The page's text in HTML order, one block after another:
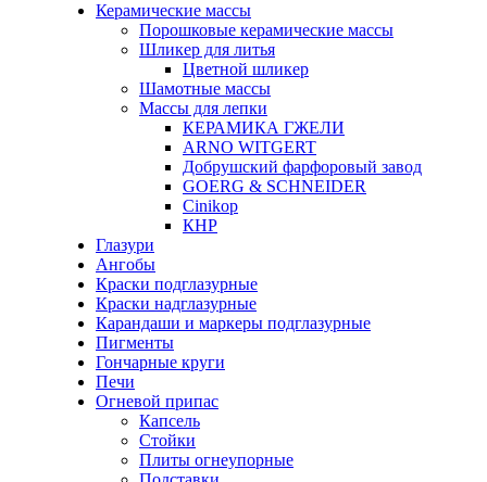
Керамические массы
Порошковые керамические массы
Шликер для литья
Цветной шликер
Шамотные массы
Массы для лепки
КЕРАМИКА ГЖЕЛИ
ARNO WITGERT
Добрушский фарфоровый завод
GOERG & SCHNEIDER
Cinikop
КНР
Глазури
Ангобы
Краски подглазурные
Краски надглазурные
Карандаши и маркеры подглазурные
Пигменты
Гончарные круги
Печи
Огневой припас
Капсель
Стойки
Плиты огнеупорные